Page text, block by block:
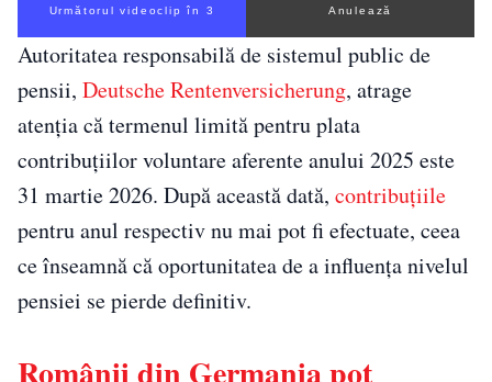
Următorul videoclip în 2 Anulează
Autoritatea responsabilă de sistemul public de
pensii, Deutsche Rentenversicherung, atrage
atenția că termenul limită pentru plata
contribuțiilor voluntare aferente anului 2025 este
31 martie 2026. După această dată, contribuțiile
pentru anul respectiv nu mai pot fi efectuate, ceea
ce înseamnă că oportunitatea de a influența nivelul
pensiei se pierde definitiv.